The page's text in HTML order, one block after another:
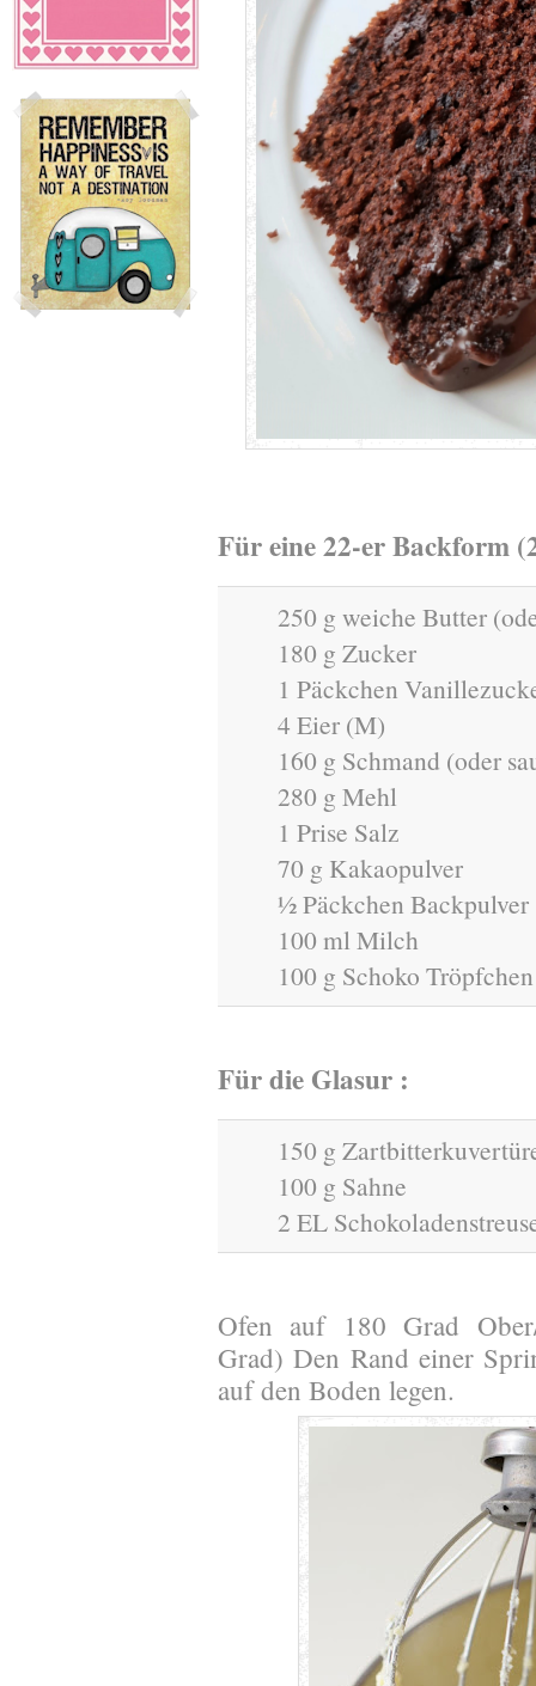
Für eine 22-er Backform
250 g weiche Butter
180 g Zucker
1 Päckchen
4 Eier (M)
160 g Schmand (oder
280 g Mehl
1 Prise Salz
70 g Kakaopulver
½ Päckchen Backpulver
100 ml Milch
100 g Schoko
Für die Glasur :
150 g
100 g Sahne
2 EL
Ofen auf 180 Grad
Grad) Den Rand einer
auf den Boden legen.